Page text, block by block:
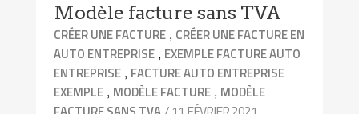
Modèle facture sans TVA
CRÉER UNE FACTURE , CRÉER UNE FACTURE EN
AUTO ENTREPRISE , EXEMPLE FACTURE AUTO
ENTREPRISE , FACTURE AUTO ENTREPRISE
EXEMPLE , MODÈLE FACTURE , MODÈLE